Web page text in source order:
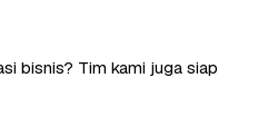
bisnis? Tim kami juga siap